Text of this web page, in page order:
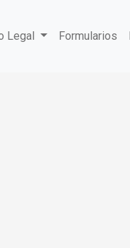
Legal Formularios